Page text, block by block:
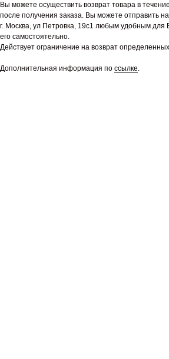
Вы можете осуществить возврат товара в
после получения заказа. Вы можете отправить
г. Москва, ул Петровка, 19с1 любым удобным для
его самостоятельно.
Действует ограничение на возврат
Дополнительная информация по ссылке.